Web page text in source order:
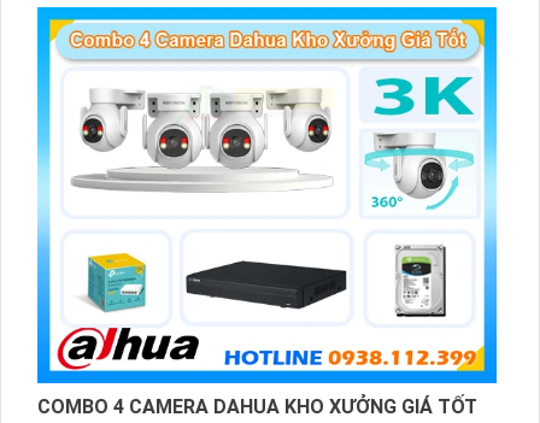
có màu vào ban đêm
COMBO 4 CAMERA DAHUA KHO XƯỞNG GIÁ TỐT